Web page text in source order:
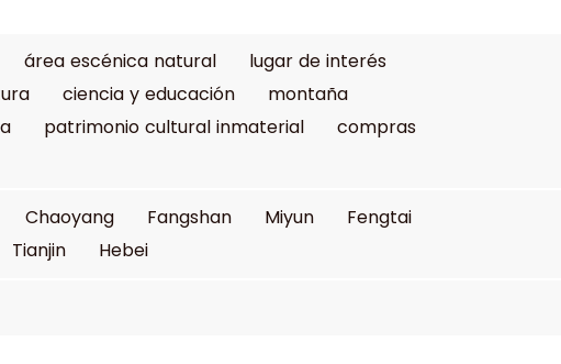
área escénica natural
lugar de interés
ciencia y educación
montaña
patrimonio cultural inmaterial
compras
Chaoyang Fangshan Miyun
Fengtai
Tianjin Hebei